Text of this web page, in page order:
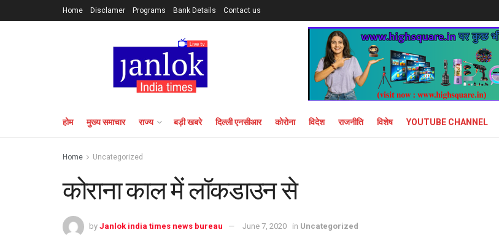
Home Disclamer Programs Bank Details Contact us
होम मुख्य समाचार राज्य बड़ी खबरे दिल्ली एनसीआर कोरोना विदेश राजनीति विशेष YOUTUBE CHANNEL
Home Uncategorized
कोराना काल में लॉकडाउन से
by Janlok india times news bureau June 7, 2020 in Uncategorized